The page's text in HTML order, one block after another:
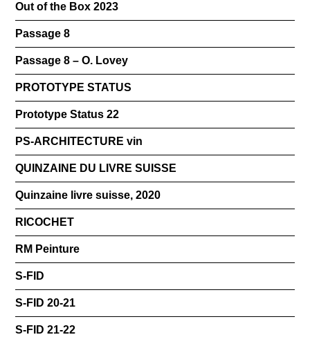
Out of the Box 2023
Passage 8
Passage 8 – O. Lovey
PROTOTYPE STATUS
Prototype Status 22
PS-ARCHITECTURE vin
QUINZAINE DU LIVRE SUISSE
Quinzaine livre suisse, 2020
RICOCHET
RM Peinture
S-FID
S-FID 20-21
S-FID 21-22